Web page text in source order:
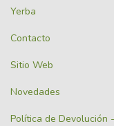
Yerba
Contacto
Sitio Web
Novedades
Política de Devolución